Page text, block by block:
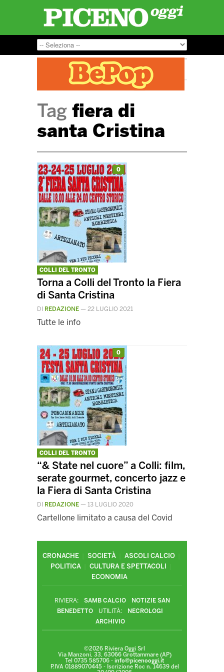
Tag fiera di
santa Cristina
0
COLLI DEL TRONTO
Torna a Colli del Tronto la Fiera
di Santa Cristina
DI REDAZIONE — 22 LUGLIO 2021
Tutte le info
0
COLLI DEL TRONTO
“& State nel cuore” a Colli: film,
serate gourmet, concerto jazz e
la Fiera di Santa Cristina
DI REDAZIONE — 13 LUGLIO 2020
Cartellone limitato a causa del Covid
CRONACHE SOCIETÀ
ASCOLI CALCIO
POLITICA
CULTURA E SPETTACOLI
ECONOMIA
RIVIERA: SAMB CALCIO
NOTIZIE SAN
BENEDETTO
UTILITÀ:
NECROLOGI
ARCHIVIO
©2026 Riviera Oggi Srl
Via Manzoni, 33, 63066 Grottammare (AP)
Tel 0735 585706 - info@picenooggi.it
P.IVA 01889070445 - Iscrizione Roc n. 14639 del